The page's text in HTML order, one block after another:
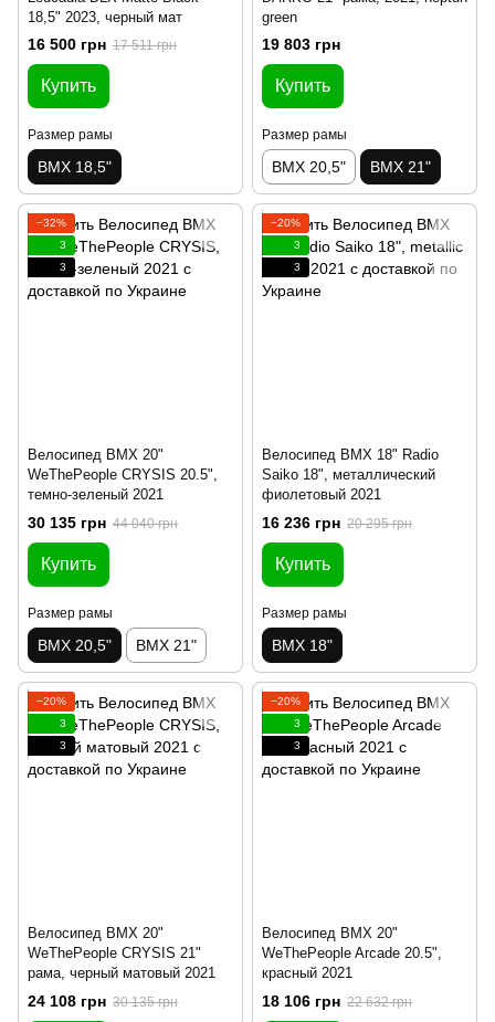
18,5" 2023, черный мат
16 500 грн 17 511 грн
Купить
Размер рамы
BMX 18,5"
green
19 803 грн
Купить
Размер рамы
BMX 20,5" BMX 21"
−32%
3
3
Велосипед BMX 20"
WeThePeople CRYSIS 20.5",
темно-зеленый 2021
30 135 грн 44 040 грн
Купить
Размер рамы
BMX 20,5" BMX 21"
−20%
3
3
Велосипед BMX 18" Radio
Saiko 18", металлический
фиолетовый 2021
16 236 грн 20 295 грн
Купить
Размер рамы
BMX 18"
−20%
3
3
Велосипед BMX 20"
WeThePeople CRYSIS 21"
рама, черный матовый 2021
24 108 грн 30 135 грн
−20%
3
3
Велосипед BMX 20"
WeThePeople Arcade 20.5",
красный 2021
18 106 грн 22 632 грн